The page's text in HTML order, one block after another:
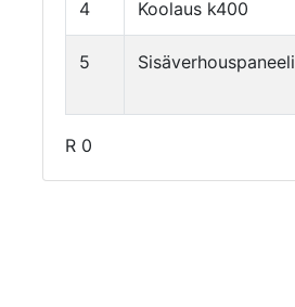
4 Koolaus k400
5 Sisäverhouspaneeli
R 0